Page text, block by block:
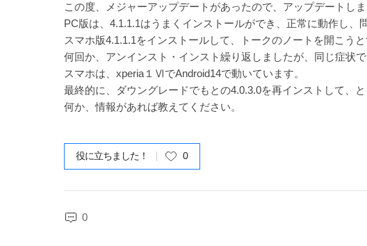
この度、メジャーアップデートがあったので、アップデートしま
PC版は、4.1.1.1はうまくインストールができ、正常に動作し、
スマホ版4.1.1.1をインストールして、トークのノートを開こう
何回か、アンインスト・インスト繰り返しましたが、同じ症状で
スマホは、xperia１ⅥでAndroid14で動いています。
最終的に、ダウングレードでもとの4.0.3.0を再インストして、
何か、情報があれば教えてください。
役に立ちました！ 0
0